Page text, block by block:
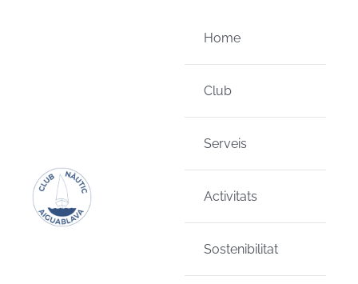
Home
Club
Serveis
Activitats
Sostenibilitat